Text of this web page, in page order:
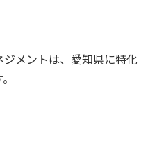
メントは、愛知県に特化